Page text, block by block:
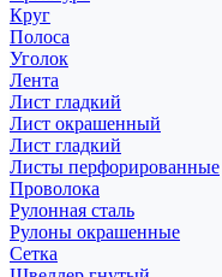
Круг
Полоса
Уголок
Лента
Лист гладкий
Лист окрашенный
Лист гладкий
Листы перфорированные
Проволока
Рулонная сталь
Рулоны окрашенные
Сетка